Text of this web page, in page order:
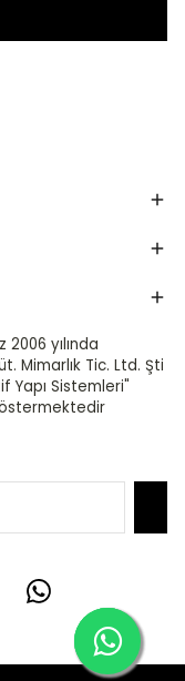
yılında
Mimarlık Tic. Ltd. Şti
Yapı Sistemleri"